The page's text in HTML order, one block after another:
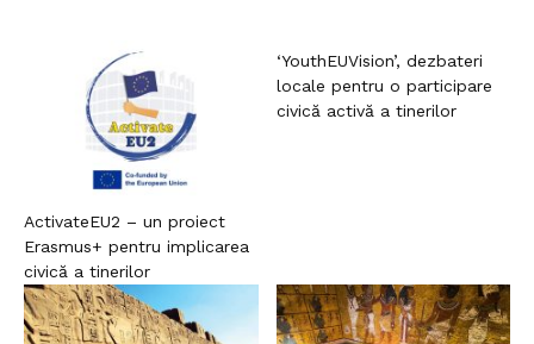
ActivateEU2 – un proiect
Erasmus+ pentru implicarea
civică a tinerilor
‘YouthEUVision’, dezbateri
locale pentru o participare
civică activă a tinerilor